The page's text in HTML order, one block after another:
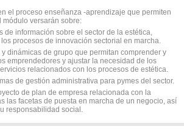
el proceso enseñanza -aprendizaje que permiten
versarán sobre:
de información sobre el sector de la estética,
procesos de innovación sectorial en marcha.
dinámicas de grupo que permitan comprender y
emprendedores y ajustar la necesidad de los
relacionados con los procesos de estética.
de gestión administrativa para pymes del sector.
de plan de empresa relacionada con la
las facetas de puesta en marcha de un negocio, así
responsabilidad social.